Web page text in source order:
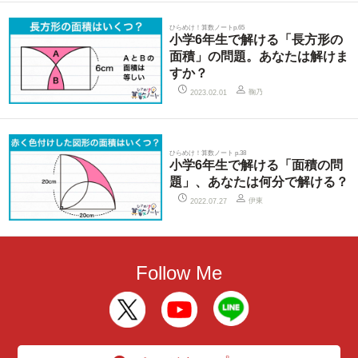
ひらめけ！算数ノートp.65
小学6年生で解ける「長方形の
面積」の問題。あなたは解けま
すか？
2023.02.01 鞠乃
ひらめけ！算数ノート p.38
小学6年生で解ける「面積の問
題」、あなたは何分で解ける？
2022.07.27 伊東
Follow Me